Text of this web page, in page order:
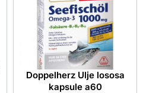
Doppelherz Ulje lososa
kapsule a60